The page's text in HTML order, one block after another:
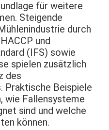
für weitere
Steigende
durch
und
(IFS) sowie
spielen zusätzlich
des
Praktische Beispiele
wie Fallensysteme
sind und welche
können.